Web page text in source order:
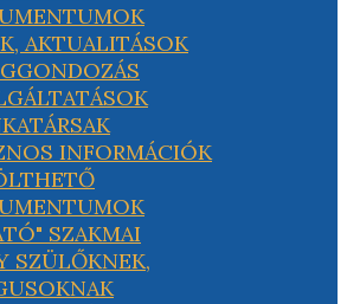
AKTUALITÁSOK
INFORMÁCIÓK
SZAKMAI
SZÜLŐKNEK,